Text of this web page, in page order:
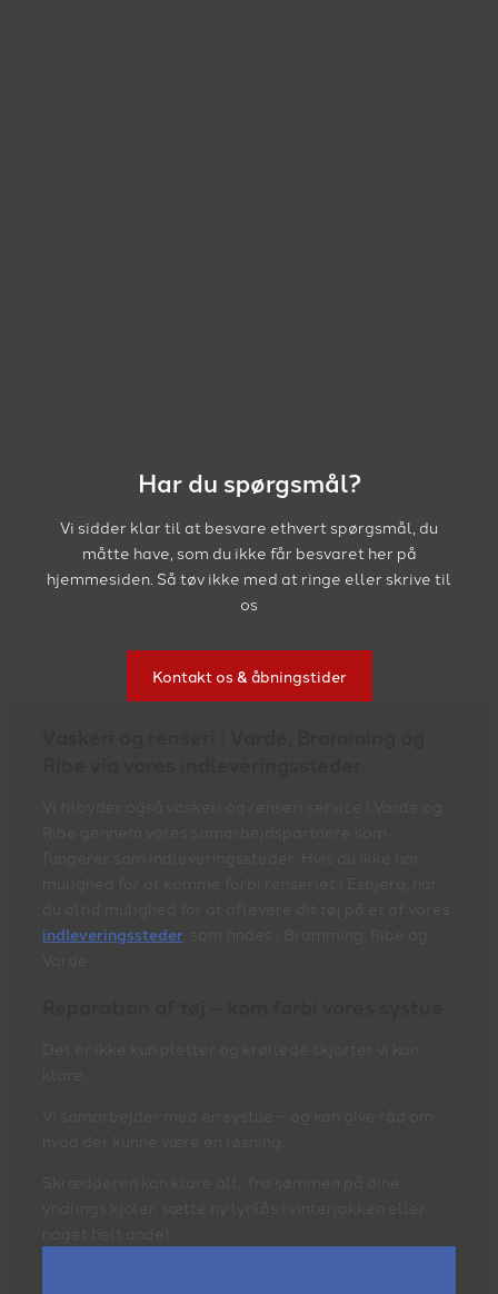
Har du spørgsmål?
Vi sidder klar til at besvare ethvert spørgsmål, du
måtte have, som du ikke får besvaret her på
hjemmesiden. Så tøv ikke med at ringe eller skrive til
os
Kontakt os & åbningstider
indleveringssteder